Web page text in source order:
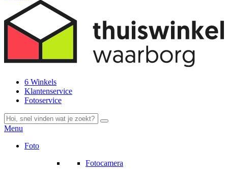
6 Winkels
Klantenservice
Fotoservice
Menu
Foto
Fotocamera